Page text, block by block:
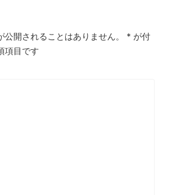
公開されることはありません。 * が付
項目です